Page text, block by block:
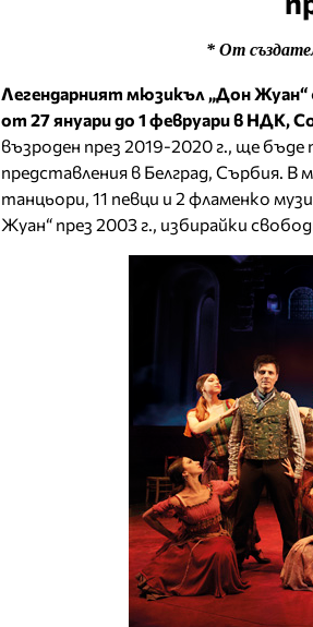
* От
Легендарният мюзикъл „Дон Жуан“
от 27 януари до 1 февруари в НДК,
възроден през 2019-2020 г., ще
представления в Белград, Сърбия.
танцьори, 11 певци и 2 фламенко
Жуан“ през 2003 г., избирайки